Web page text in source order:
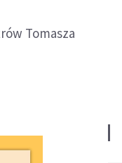
Tomasza